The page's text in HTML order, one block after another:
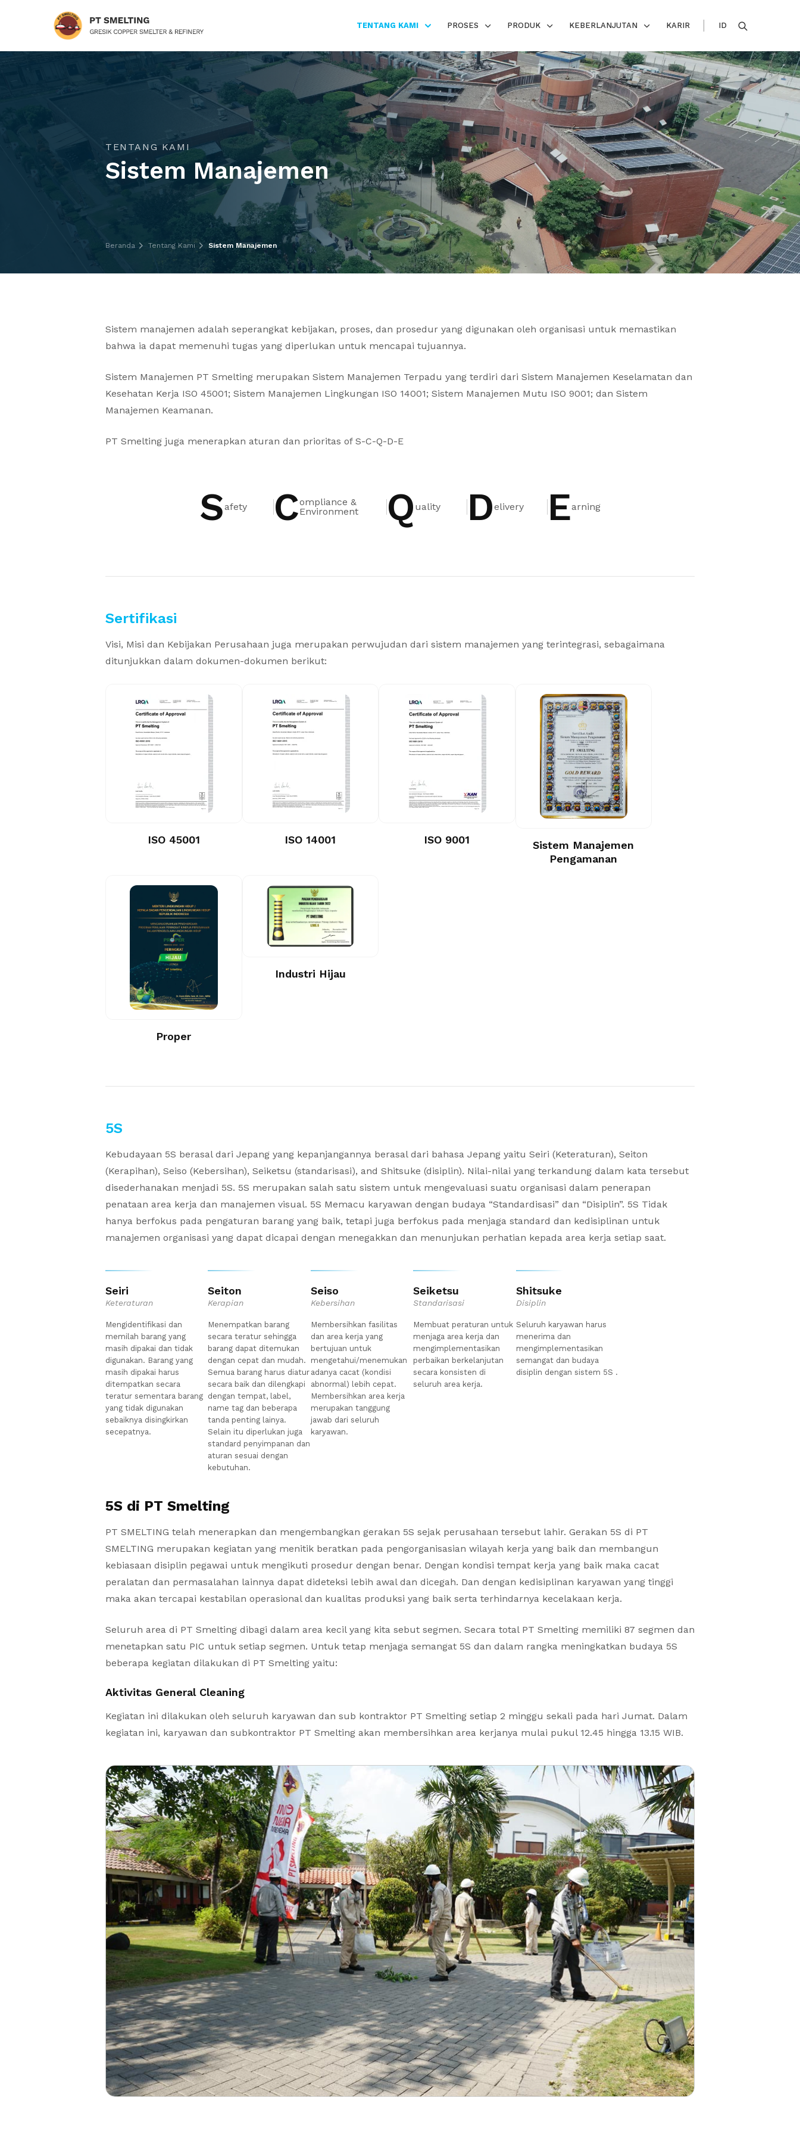
TENTANG KAMI PROSES PRODUK KEBERLANJUTAN KARIR ID
TENTANG KAMI
Sistem Manajemen
Beranda Tentang Kami Sistem Manajemen
Sistem manajemen adalah seperangkat kebijakan, proses, dan prosedur yang digunakan oleh organisasi untuk memastikan
bahwa ia dapat memenuhi tugas yang diperlukan untuk mencapai tujuannya.
Sistem Manajemen PT Smelting merupakan Sistem Manajemen Terpadu yang terdiri dari Sistem Manajemen Keselamatan dan
Kesehatan Kerja ISO 45001; Sistem Manajemen Lingkungan ISO 14001; Sistem Manajemen Mutu ISO 9001; dan Sistem
Manajemen Keamanan.
PT Smelting juga menerapkan aturan dan prioritas of S-C-Q-D-E
Safety Compliance &
Environment
Q uality Delivery Earning
Sertifikasi
Visi, Misi dan Kebijakan Perusahaan juga merupakan perwujudan dari sistem manajemen yang terintegrasi, sebagaimana
ditunjukkan dalam dokumen-dokumen berikut:
ISO 45001 ISO 14001 ISO 9001
Sistem Manajemen
Pengamanan
Proper
Industri Hijau
5S
Kebudayaan 5S berasal dari Jepang yang kepanjangannya berasal dari bahasa Jepang yaitu Seiri (Keteraturan), Seiton
(Kerapihan), Seiso (Kebersihan), Seiketsu (standarisasi), and Shitsuke (disiplin). Nilai-nilai yang terkandung dalam kata tersebut
disederhanakan menjadi 5S. 5S merupakan salah satu sistem untuk mengevaluasi suatu organisasi dalam penerapan
penataan area kerja dan manajemen visual. 5S Memacu karyawan dengan budaya “Standardisasi” dan “Disiplin”. 5S Tidak
hanya berfokus pada pengaturan barang yang baik, tetapi juga berfokus pada menjaga standard dan kedisiplinan untuk
manajemen organisasi yang dapat dicapai dengan menegakkan dan menunjukan perhatian kepada area kerja setiap saat.
Seiri
Keteraturan
Mengidentifikasi dan
memilah barang yang
masih dipakai dan tidak
digunakan. Barang yang
masih dipakai harus
ditempatkan secara
teratur sementara barang
yang tidak digunakan
sebaiknya disingkirkan
secepatnya.
Seiton
Kerapian
Menempatkan barang
secara teratur sehingga
barang dapat ditemukan
dengan cepat dan mudah.
Semua barang harus diatur
secara baik dan dilengkapi
dengan tempat, label,
name tag dan beberapa
tanda penting lainya.
Selain itu diperlukan juga
standard penyimpanan dan
aturan sesuai dengan
kebutuhan.
Seiso
Kebersihan
Membersihkan fasilitas
dan area kerja yang
bertujuan untuk
mengetahui/menemukan
adanya cacat (kondisi
abnormal) lebih cepat.
Membersihkan area kerja
merupakan tanggung
jawab dari seluruh
karyawan.
Seiketsu
Standarisasi
Membuat peraturan untuk
menjaga area kerja dan
mengimplementasikan
perbaikan berkelanjutan
secara konsisten di
seluruh area kerja.
Shitsuke
Disiplin
Seluruh karyawan harus
menerima dan
mengimplementasikan
semangat dan budaya
disiplin dengan sistem 5S .
5S di PT Smelting
PT SMELTING telah menerapkan dan mengembangkan gerakan 5S sejak perusahaan tersebut lahir. Gerakan 5S di PT
SMELTING merupakan kegiatan yang menitik beratkan pada pengorganisasian wilayah kerja yang baik dan membangun
kebiasaan disiplin pegawai untuk mengikuti prosedur dengan benar. Dengan kondisi tempat kerja yang baik maka cacat
peralatan dan permasalahan lainnya dapat dideteksi lebih awal dan dicegah. Dan dengan kedisiplinan karyawan yang tinggi
maka akan tercapai kestabilan operasional dan kualitas produksi yang baik serta terhindarnya kecelakaan kerja.
Seluruh area di PT Smelting dibagi dalam area kecil yang kita sebut segmen. Secara total PT Smelting memiliki 87 segmen dan
menetapkan satu PIC untuk setiap segmen. Untuk tetap menjaga semangat 5S dan dalam rangka meningkatkan budaya 5S
beberapa kegiatan dilakukan di PT Smelting yaitu:
Aktivitas General Cleaning
Kegiatan ini dilakukan oleh seluruh karyawan dan sub kontraktor PT Smelting setiap 2 minggu sekali pada hari Jumat. Dalam
kegiatan ini, karyawan dan subkontraktor PT Smelting akan membersihkan area kerjanya mulai pukul 12.45 hingga 13.15 WIB.